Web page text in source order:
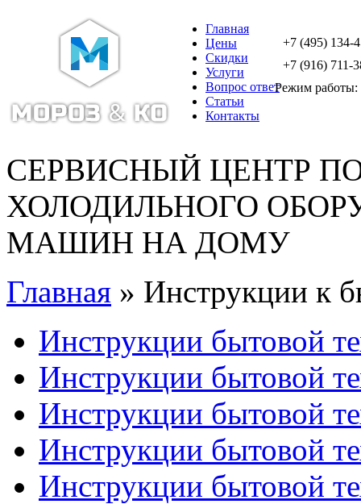
Главная
Цены
Скидки
Услуги
Вопрос ответ
Статьи
Контакты
+7 (495) 134-
+7 (916) 711-
Режим работы:
СЕРВИСНЫЙ ЦЕНТР
ХОЛОДИЛЬНОГО
МАШИН НА ДОМУ
Главная » Инструкции к
Инструкции бытовой
Инструкции бытовой
Инструкции бытовой
Инструкции бытовой
Инструкции бытовой